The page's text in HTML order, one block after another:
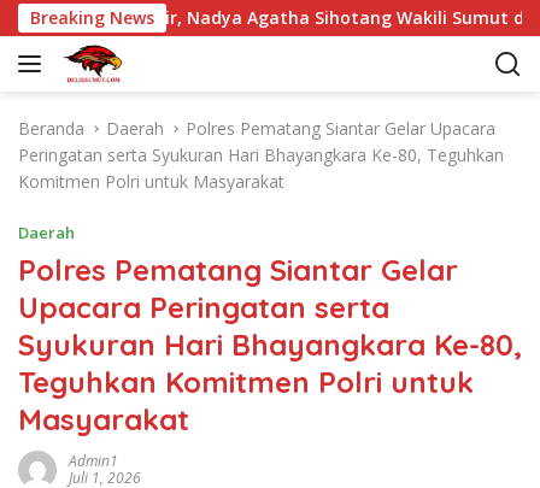
a
Breaking News
Samosir, Nadya Agatha Sihotang Wakili Sumut di FlS3N
Beranda Daerah
Polres Pematang Siantar Gelar Upacara
Peringatan serta Syukuran Hari Bhayangkara Ke-80, Teguhkan
Komitmen Polri untuk Masyarakat
Daerah
Polres Pematang Siantar Gelar
Upacara Peringatan serta
Syukuran Hari Bhayangkara Ke-80,
Teguhkan Komitmen Polri untuk
Masyarakat
Admin1
Juli 1, 2026